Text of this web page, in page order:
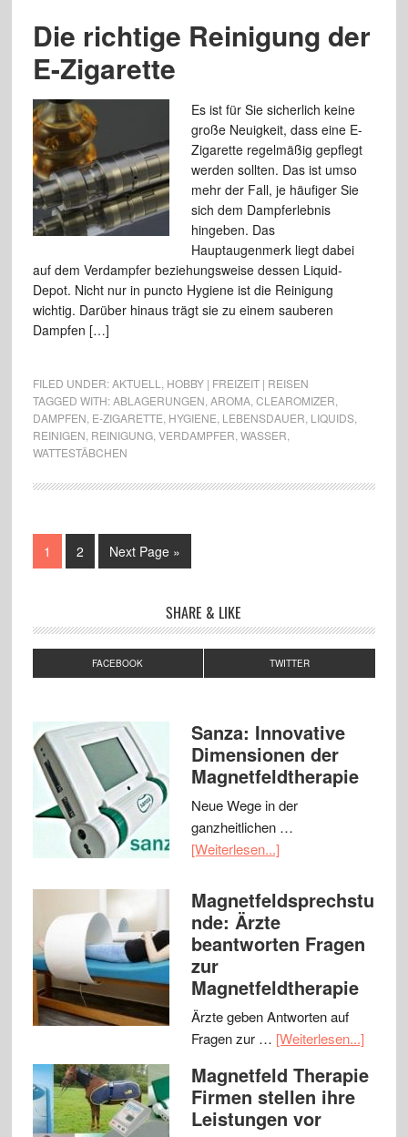
Die richtige Reinigung der
E-Zigarette
Es ist für Sie sicherlich keine
große Neuigkeit, dass eine E-
Zigarette regelmäßig gepflegt
werden sollten. Das ist umso
mehr der Fall, je häufiger Sie
sich dem Dampferlebnis
hingeben. Das
Hauptaugenmerk liegt dabei
auf dem Verdampfer beziehungsweise dessen Liquid-
Depot. Nicht nur in puncto Hygiene ist die Reinigung
wichtig. Darüber hinaus trägt sie zu einem sauberen
Dampfen […]
FILED UNDER:AKTUELL
HOBBY | FREIZEIT | REISEN
TAGGED WITH:ABLAGERUNGEN AROMA, CLEAROMIZER
DAMPFEN E-ZIGARETTE HYGIENE LEBENSDAUER LIQUIDS,
REINIGEN REINIGUNG, VERDAMPFER WASSER
WATTESTÄBCHEN
1 2 Next Page »
SHARE & LIKE
FACEBOOK TWITTER
Sanza: Innovative
Dimensionen der
Magnetfeldtherapie
Neue Wege in der
ganzheitlichen …
[Weiterlesen...]
Magnetfeldsprechstu
nde: Ärzte
beantworten Fragen
zur
Magnetfeldtherapie
Ärzte geben Antworten auf
Fragen zur … [Weiterlesen...]
Magnetfeld Therapie
Firmen stellen ihre
Leistungen vor